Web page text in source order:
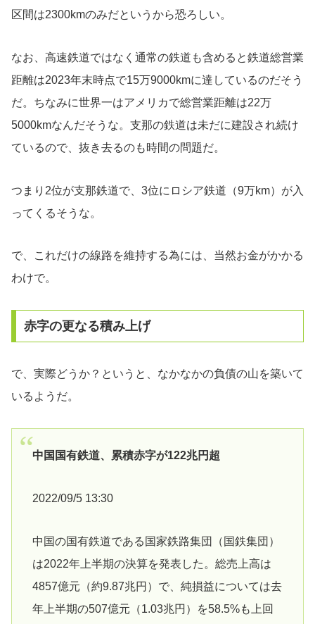
区間は2300kmのみだというから恐ろしい。
なお、高速鉄道ではなく通常の鉄道も含めると鉄道総営業
距離は2023年末時点で15万9000kmに達しているのだそう
だ。ちなみに世界一はアメリカで総営業距離は22万
5000kmなんだそうな。支那の鉄道は未だに建設され続け
ているので、抜き去るのも時間の問題だ。
つまり2位が支那鉄道で、3位にロシア鉄道（9万km）が入
ってくるそうな。
で、これだけの線路を維持する為には、当然お金がかかる
わけで。
赤字の更なる積み上げ
で、実際どうか？というと、なかなかの負債の山を築いて
いるようだ。
中国国有鉄道、累積赤字が122兆円超
2022/09/5 13:30
中国の国有鉄道である国家鉄路集団（国鉄集団）
は2022年上半期の決算を発表した。総売上高は
4857億元（約9.87兆円）で、純損益については去
年上半期の507億元（1.03兆円）を58.5%も上回